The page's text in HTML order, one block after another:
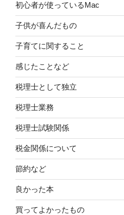
初心者が使っているMac
子供が喜んだもの
子育てに関すること
感じたことなど
税理士として独立
税理士業務
税理士試験関係
税金関係について
節約など
良かった本
買ってよかったもの